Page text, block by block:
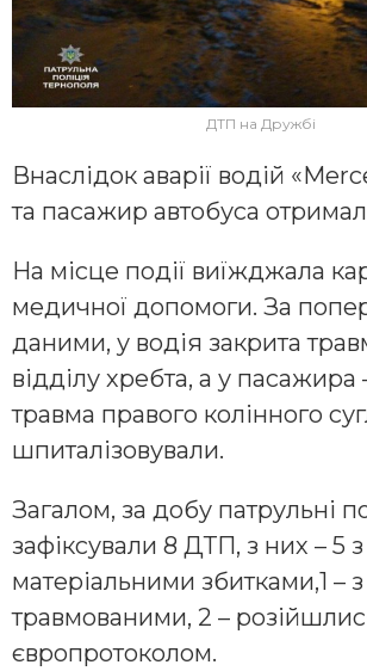
ДТП на Дружбі
Внаслідок аварії водій
та пасажир автобуса
На місце події виїжджала
медичної допомоги. За
даними, у водія закрита
відділу хребта, а у пасажира
травма правого колінного
шпиталізовували.
Загалом, за добу патрульні
зафіксували 8 ДТП, з них – 5 з
матеріальними збитками,1 – з
травмованими, 2 –
європротоколом.